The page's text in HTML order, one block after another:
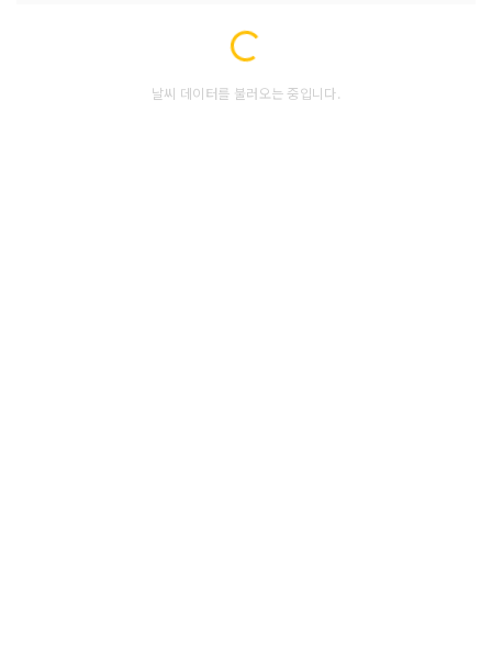
Loading...
날씨 데이터를 불러오는 중입니다.